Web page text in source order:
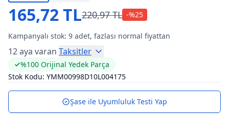
165,72 TL220,97 TL -%25
Kampanyalı stok: 9 adet, fazlası normal fiyattan
12 aya varan Taksitler
%100 Orijinal Yedek Parça
Stok Kodu: YMM00998D10L004175
Şase ile Uyumluluk Testi Yap